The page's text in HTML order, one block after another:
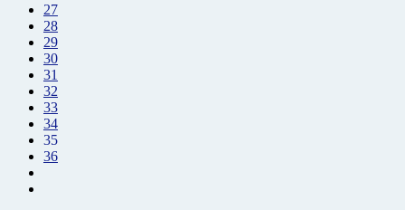
27
28
29
30
31
32
33
34
35
36